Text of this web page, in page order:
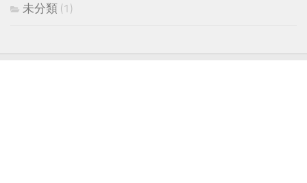
未分類 (1)